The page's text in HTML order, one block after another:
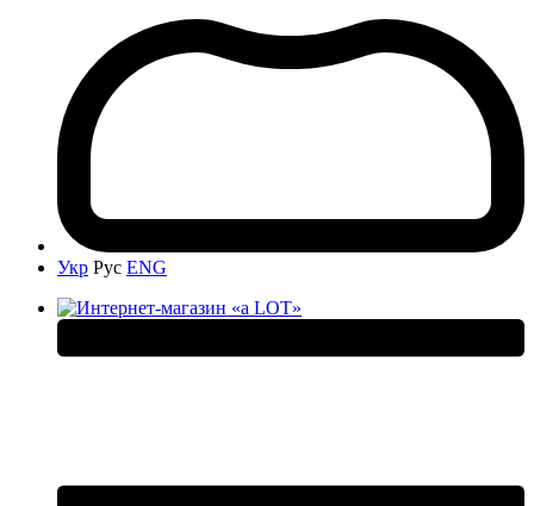
Укр Рус ENG